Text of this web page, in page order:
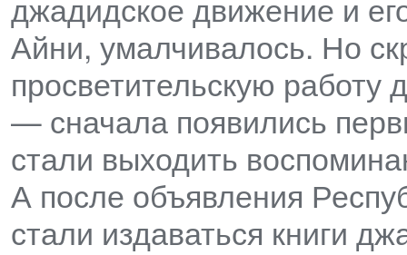
Айни, умалчивалось. Но
просветительскую
— сначала появились
стали выходить
А после объявления
стали издаваться книги